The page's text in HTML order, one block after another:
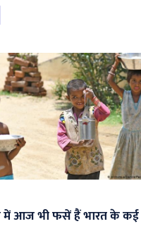
में आज भी फसें हैं भारत के